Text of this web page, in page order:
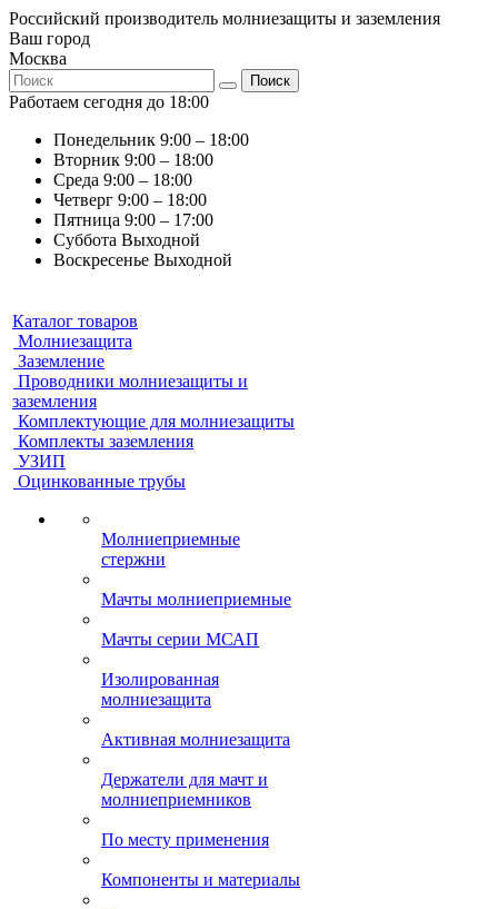
Российский производитель молниезащиты и заземления
Ваш город
Москва
Поиск
Работаем сегодня до 18:00
Понедельник 9:00 – 18:00
Вторник 9:00 – 18:00
Среда 9:00 – 18:00
Четверг 9:00 – 18:00
Пятница 9:00 – 17:00
Суббота Выходной
Воскресенье Выходной
Каталог товаров
Молниезащита
Заземление
Проводники молниезащиты и
заземления
Комплектующие для молниезащиты
Комплекты заземления
УЗИП
Оцинкованные трубы
Молниеприемные
стержни
Мачты молниеприемные
Мачты серии МСАП
Изолированная
молниезащита
Активная молниезащита
Держатели для мачт и
молниеприемников
По месту применения
Компоненты и материалы